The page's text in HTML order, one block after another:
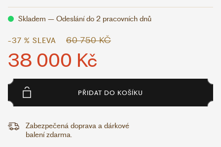
Skladem – Odeslání do 2 pracovních dnů
-37 % SLEVA 60 750 KČ
38 000 Kč
PŘIDAT DO KOŠÍKU
Zabezpečená doprava a dárkové
balení zdarma.